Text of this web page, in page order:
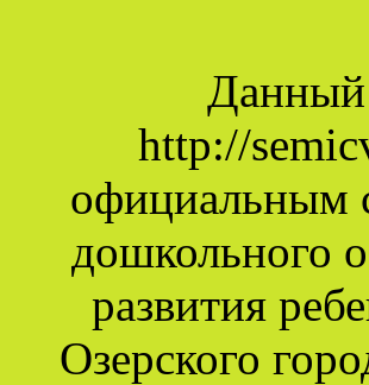
Данный
http://
официальным
дошкольного
развития
Озерского